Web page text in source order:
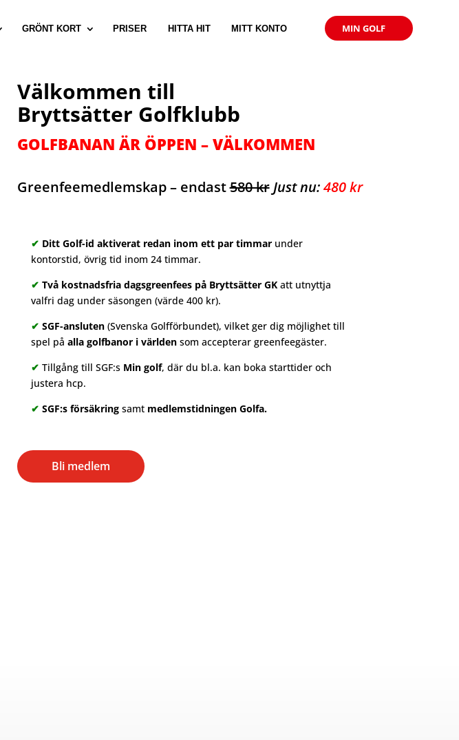
GRÖNT KORT PRISER HITTA HIT MITT KONTO MIN GOLF
Välkommen till
Bryttsätter Golfklubb
GOLFBANAN ÄR ÖPPEN – VÄLKOMMEN
Greenfeemedlemskap – endast580 kr Just nu:480 kr
✔ Ditt Golf-id aktiverat redan inom ett par timmar under
kontorstid, övrig tid inom 24 timmar.
✔ Två kostnadsfria dagsgreenfees på Bryttsätter GK att utnyttja
valfri dag under säsongen (värde 400 kr).
✔ SGF-ansluten (Svenska Golfförbundet), vilket ger dig möjlighet till
spel på alla golfbanor i världen som accepterar greenfeegäster.
✔ Tillgång till SGF:s Min golf, där du bl.a. kan boka starttider och
justera hcp.
✔ SGF:s försäkring samt medlemstidningen Golfa.
Bli medlem